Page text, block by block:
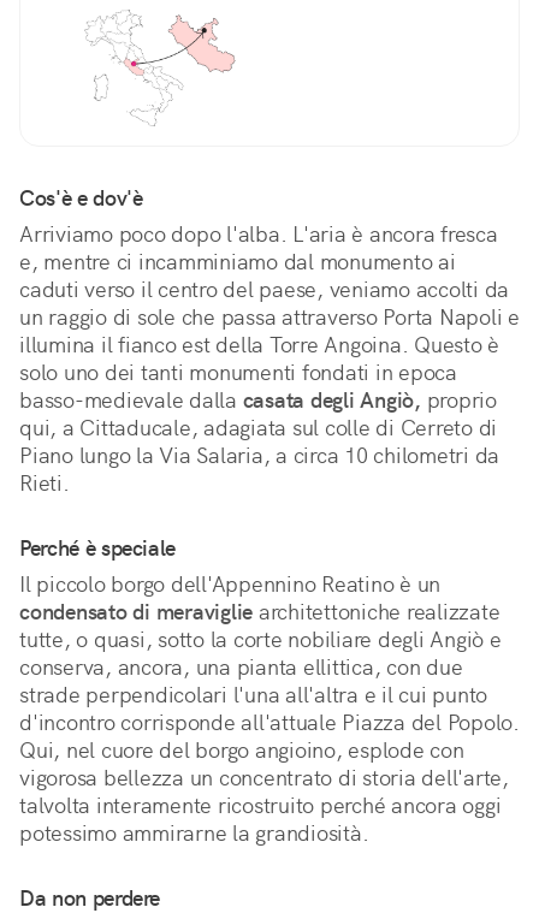
Cos'è e dov'è
Arriviamo poco dopo l'alba. L'aria è ancora fresca
e, mentre ci incamminiamo dal monumento ai
caduti verso il centro del paese, veniamo accolti da
un raggio di sole che passa attraverso Porta Napoli e
illumina il fianco est della Torre Angoina. Questo è
solo uno dei tanti monumenti fondati in epoca
basso-medievale dalla casata degli Angiò, proprio
qui, a Cittaducale, adagiata sul colle di Cerreto di
Piano lungo la Via Salaria, a circa 10 chilometri da
Rieti.
Perché è speciale
condensato di meraviglie architettoniche realizzate
tutte, o quasi, sotto la corte nobiliare degli Angiò e
conserva, ancora, una pianta ellittica, con due
strade perpendicolari l'una all'altra e il cui punto
d'incontro corrisponde all'attuale Piazza del Popolo.
Qui, nel cuore del borgo angioino, esplode con
vigorosa bellezza un concentrato di storia dell'arte,
talvolta interamente ricostruito perché ancora oggi
potessimo ammirarne la grandiosità.
Da non perdere